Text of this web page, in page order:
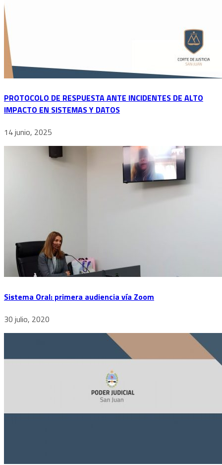
PROTOCOLO DE RESPUESTA ANTE INCIDENTES DE ALTO
IMPACTO EN SISTEMAS Y DATOS
14 junio, 2025
Sistema Oral: primera audiencia vía Zoom
30 julio, 2020